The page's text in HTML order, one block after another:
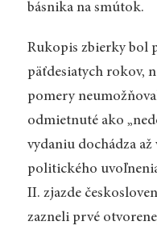
básnika na smútok.
Rukopis zbierky bol
päťdesiatych rokov,
pomery
odmietnuté ako
vydaniu dochádza
politického
II. zjazde
zazneli prvé